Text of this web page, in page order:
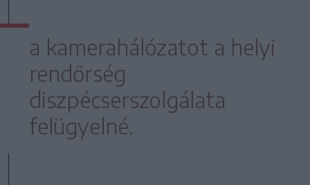
a kamerahálózatot a helyi
rendőrség
diszpécserszolgálata
felügyelné.